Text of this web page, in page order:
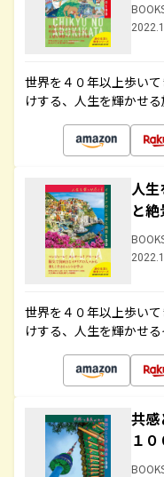
世界を４０年以上歩い
けする、人生を輝かせ
人生
と絶
世界を４０年以上歩い
けする、人生を輝かせ
共感
１０